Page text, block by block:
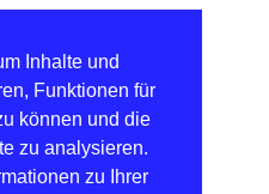
Inhalte und
Funktionen für
können und die
zu analysieren.
zu Ihrer